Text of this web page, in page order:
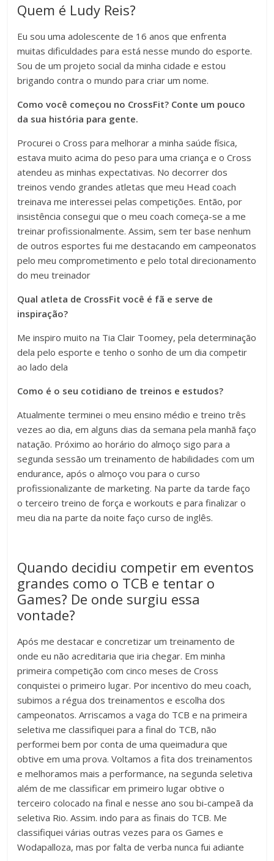
Quem é Ludy Reis?
Eu sou uma adolescente de 16 anos que enfrenta
muitas dificuldades para está nesse mundo do esporte.
Sou de um projeto social da minha cidade e estou
brigando contra o mundo para criar um nome.
Como você começou no CrossFit? Conte um pouco
da sua história para gente.
Procurei o Cross para melhorar a minha saúde física,
estava muito acima do peso para uma criança e o Cross
atendeu as minhas expectativas. No decorrer dos
treinos vendo grandes atletas que meu Head coach
treinava me interessei pelas competições. Então, por
insistência consegui que o meu coach começa-se a me
treinar profissionalmente. Assim, sem ter base nenhum
de outros esportes fui me destacando em campeonatos
pelo meu comprometimento e pelo total direcionamento
do meu treinador
Qual atleta de CrossFit você é fã e serve de
inspiração?
Me inspiro muito na Tia Clair Toomey, pela determinação
dela pelo esporte e tenho o sonho de um dia competir
ao lado dela
Como é o seu cotidiano de treinos e estudos?
Atualmente terminei o meu ensino médio e treino três
vezes ao dia, em alguns dias da semana pela manhã faço
natação. Próximo ao horário do almoço sigo para a
segunda sessão um treinamento de habilidades com um
endurance, após o almoço vou para o curso
profissionalizante de marketing. Na parte da tarde faço
o terceiro treino de força e workouts e para finalizar o
meu dia na parte da noite faço curso de inglês.
Quando decidiu competir em eventos
grandes como o TCB e tentar o
Games? De onde surgiu essa
vontade?
Após me destacar e concretizar um treinamento de
onde eu não acreditaria que iria chegar. Em minha
primeira competição com cinco meses de Cross
conquistei o primeiro lugar. Por incentivo do meu coach,
subimos a régua dos treinamentos e escolha dos
campeonatos. Arriscamos a vaga do TCB e na primeira
seletiva me classifiquei para a final do TCB, não
performei bem por conta de uma queimadura que
obtive em uma prova. Voltamos a fita dos treinamentos
e melhoramos mais a performance, na segunda seletiva
além de me classificar em primeiro lugar obtive o
terceiro colocado na final e nesse ano sou bi-campeã da
seletiva Rio. Assim. indo para as finais do TCB. Me
classifiquei várias outras vezes para os Games e
Wodapalloza, mas por falta de verba nunca fui adiante